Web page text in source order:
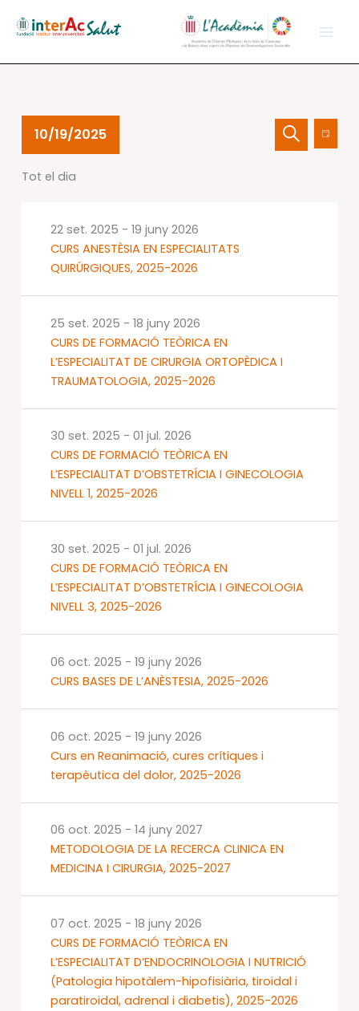
Esdeveniments
oct.
Navegació
visualCercade
Dia
10/19/2025
una
Tot el dia
CURS ANESTÈSIA EN ESPECIALITATS
QUIRÚRGIQUES, 2025-2026
22 set. 2025 - 19 juny 2026
CURS DE FORMACIÓ TEÒRICA EN
L’ESPECIALITAT DE CIRURGIA ORTOPÈDICA I
TRAUMATOLOGIA, 2025-2026
25 set. 2025 - 18 juny 2026
CURS DE FORMACIÓ TEÒRICA EN
L’ESPECIALITAT D’OBSTETRÍCIA I GINECOLOGIA
NIVELL 1, 2025-2026
30 set. 2025 - 01 jul. 2026
CURS DE FORMACIÓ TEÒRICA EN
L’ESPECIALITAT D’OBSTETRÍCIA I GINECOLOGIA
NIVELL 3, 2025-2026
30 set. 2025 - 01 jul. 2026
CURS BASES DE L’ANÈSTESIA, 2025-2026
06 oct. 2025 - 19 juny 2026
Curs en Reanimació, cures crítiques i
terapèutica del dolor, 2025-2026
06 oct. 2025 - 19 juny 2026
METODOLOGIA DE LA RECERCA CLINICA EN
MEDICINA I CIRURGIA, 2025-2027
06 oct. 2025 - 14 juny 2027
CURS DE FORMACIÓ TEÒRICA EN
L’ESPECIALITAT D’ENDOCRINOLOGIA I NUTRICIÓ
(Patologia hipotàlem-hipofisiària, tiroidal i
paratiroidal, adrenal i diabetis), 2025-2026
07 oct. 2025 - 18 juny 2026